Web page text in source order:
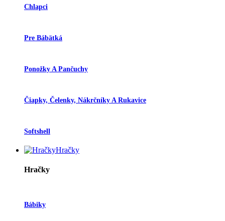
Chlapci
Pre Bábätká
Ponožky A Pančuchy
Čiapky, Čelenky, Nákrčníky A Rukavice
Softshell
Hračky
Hračky
Bábiky